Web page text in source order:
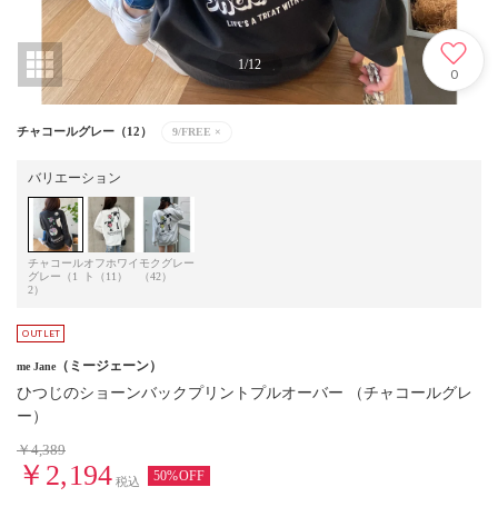
1/12
0
チャコールグレー（12） 9/FREE ×
バリエーション
チャコール
グレー（1
2）
オフホワイ
ト（11）
モクグレー
（42）
me Jane （ミージェーン）
ひつじのショーンバックプリントプルオーバー （チャコールグレ
ー）
￥4,389
￥2,194 税込 50%OFF